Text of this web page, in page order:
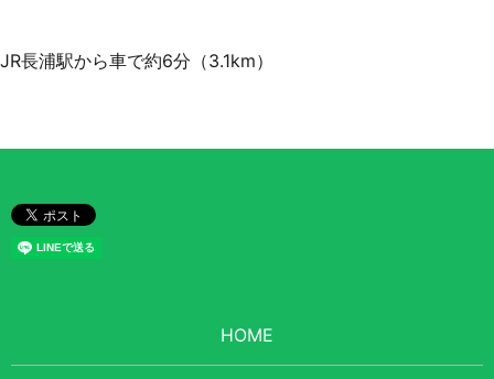
JR長浦駅から車で約6分（3.1km）
HOME